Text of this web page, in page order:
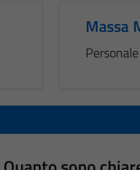
Massa